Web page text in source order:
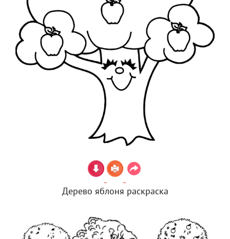
Дерево яблоня раскраска